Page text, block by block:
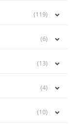
(119)
(6)
(13)
(4)
(10)